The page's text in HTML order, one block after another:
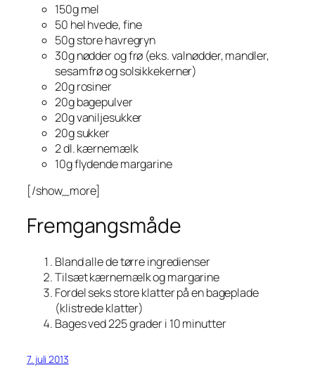
150g mel
50 hel hvede, fine
50g store havregryn
30g nødder og frø (eks. valnødder, mandler,
sesamfrø og solsikkekerner)
20g rosiner
20g bagepulver
20g vaniljesukker
20g sukker
2 dl. kærnemælk
10g flydende margarine
[/show_more]
Fremgangsmåde
Bland alle de tørre ingredienser
Tilsæt kærnemælk og margarine
Fordel seks store klatter på en bageplade
(klistrede klatter)
Bages ved 225 grader i 10 minutter
7. juli 2013